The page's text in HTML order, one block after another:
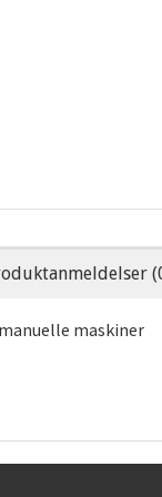
maskiner